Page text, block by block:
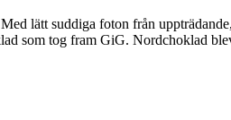
lätt suddiga foton från
som tog fram GiG. Nordchoklad